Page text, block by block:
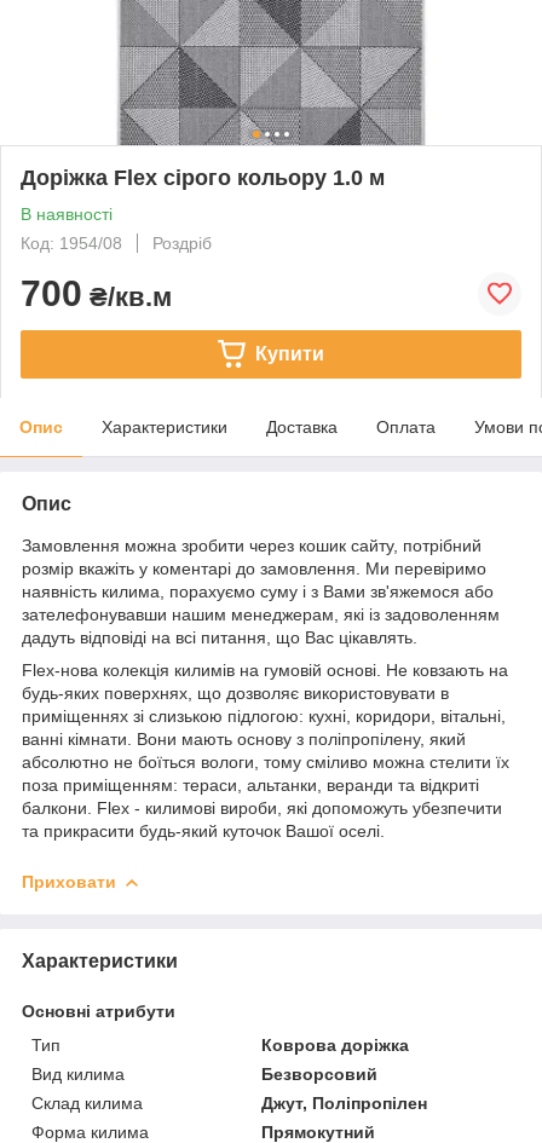
Доріжка Flex сірого кольору 1.0 м
В наявності
Код: 1954/08
Роздріб
700 ₴/кв.м
Купити
Опис Характеристики Доставка Оплата Умови
Опис
Замовлення можна зробити через кошик сайту, потрібний
розмір вкажіть у коментарі до замовлення. Ми перевіримо
наявність килима, порахуємо суму і з Вами зв'яжемося або
зателефонувавши нашим менеджерам, які із задоволенням
дадуть відповіді на всі питання, що Вас цікавлять.
Flex-нова колекція килимів на гумовій основі. Не ковзають на
будь-яких поверхнях, що дозволяє використовувати в
приміщеннях зі слизькою підлогою: кухні, коридори, вітальні,
ванні кімнати. Вони мають основу з поліпропілену, який
абсолютно не боїться вологи, тому сміливо можна стелити їх
поза приміщенням: тераси, альтанки, веранди та відкриті
балкони. Flex - килимові вироби, які допоможуть убезпечити
та прикрасити будь-який куточок Вашої оселі.
Приховати
Характеристики
Основні атрибути
Тип
Коврова доріжка
Вид килима
Безворсовий
Склад килима
Джут, Поліпропілен
Форма килима
Прямокутний